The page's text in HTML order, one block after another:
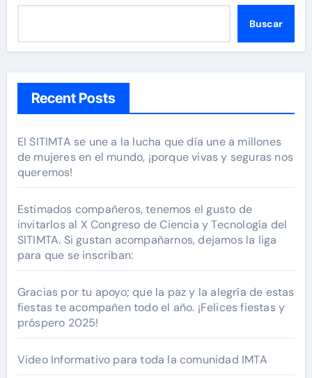
Buscar
Recent Posts
El SITIMTA se une a la lucha que día une a millones
de mujeres en el mundo, ¡porque vivas y seguras nos
queremos!
Estimados compañeros, tenemos el gusto de
invitarlos al X Congreso de Ciencia y Tecnología del
SITIMTA. Si gustan acompañarnos, dejamos la liga
para que se inscriban:
Gracias por tu apoyo; que la paz y la alegría de estas
fiestas te acompañen todo el año. ¡Felices fiestas y
próspero 2025!
Video Informativo para toda la comunidad IMTA